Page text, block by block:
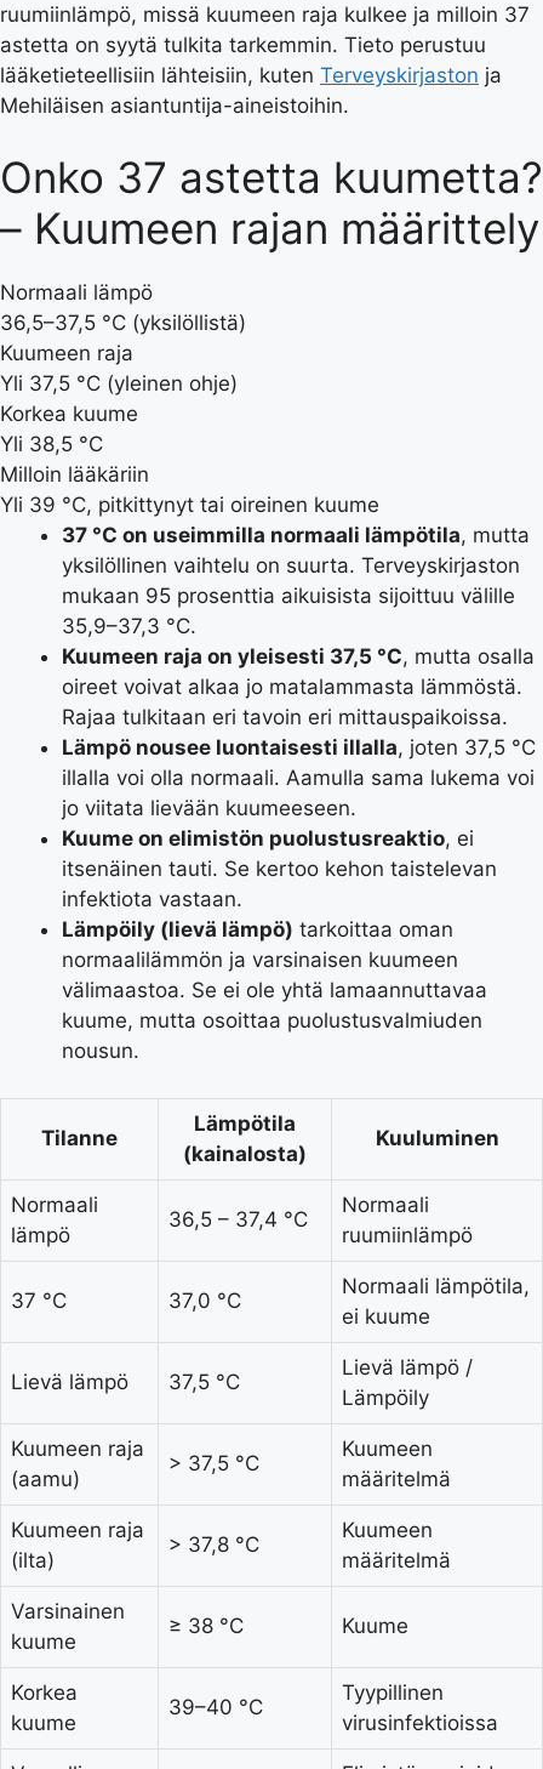
ruumiinlämpö, missä kuumeen raja kulkee ja milloin 37
astetta on syytä tulkita tarkemmin. Tieto perustuu
lääketieteellisiin lähteisiin, kuten Terveyskirjaston ja
Mehiläisen asiantuntija-aineistoihin.
Onko 37 astetta kuumetta?
– Kuumeen rajan määrittely
Normaali lämpö
36,5–37,5 °C (yksilöllistä)
Kuumeen raja
Yli 37,5 °C (yleinen ohje)
Korkea kuume
Yli 38,5 °C
Milloin lääkäriin
Yli 39 °C, pitkittynyt tai oireinen kuume
37 °C on useimmilla normaali lämpötila, mutta
yksilöllinen vaihtelu on suurta. Terveyskirjaston
mukaan 95 prosenttia aikuisista sijoittuu välille
35,9–37,3 °C.
Kuumeen raja on yleisesti 37,5 °C, mutta osalla
oireet voivat alkaa jo matalammasta lämmöstä.
Rajaa tulkitaan eri tavoin eri mittauspaikoissa.
Lämpö nousee luontaisesti illalla, joten 37,5 °C
illalla voi olla normaali. Aamulla sama lukema voi
jo viitata lievään kuumeeseen.
Kuume on elimistön puolustusreaktio, ei
itsenäinen tauti. Se kertoo kehon taistelevan
infektiota vastaan.
Lämpöily (lievä lämpö) tarkoittaa oman
normaalilämmön ja varsinaisen kuumeen
välimaastoa. Se ei ole yhtä lamaannuttavaa
kuume, mutta osoittaa puolustusvalmiuden
nousun.
Tilanne
Lämpötila
(kainalosta)
Kuuluminen
Normaali
lämpö
36,5 – 37,4 °C
Normaali
ruumiinlämpö
37 °C 37,0 °C
Normaali lämpötila,
ei kuume
Lievä lämpö 37,5 °C
Lievä lämpö /
Lämpöily
Kuumeen raja
(aamu)
> 37,5 °C
Kuumeen
määritelmä
Kuumeen raja
(ilta)
> 37,8 °C
Kuumeen
määritelmä
Varsinainen
kuume
≥ 38 °C Kuume
Korkea
kuume
39–40 °C
Tyypillinen
virusinfektioissa